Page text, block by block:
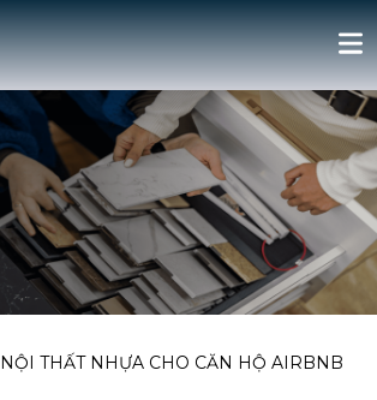
NỘI THẤT NHỰA CHO CĂN HỘ AIRBNB